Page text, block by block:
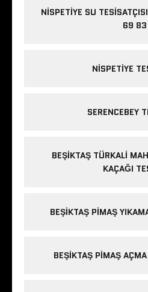
NISPETIYE SU
69 83
NISPETIYE
SERENCEBEY
BEŞIKTAŞ TÜRKALI
KAÇAĞI
BEŞIKTAŞ PIMAŞ
BEŞIKTAŞ PIMAŞ